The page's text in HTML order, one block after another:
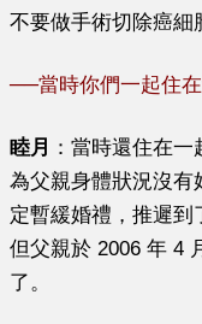
不要做手術切除癌細
──當時你們一起住
睦月
：當時還住在
為父親身體狀況沒有
定暫緩婚禮，推遲到
但父親於 2006 年 4
了。